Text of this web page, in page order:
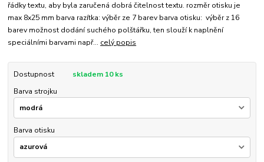
řádky textu, aby byla zaručená dobrá čitelnost textu. rozměr otisku je
max 8x25 mm barva razítka: výběr ze 7 barev barva otisku: výběr z 16
barev možnost dodání suchého polštářku, ten slouží k naplnění
speciálními barvami např... celý popis
Dostupnost
skladem 10 ks
Barva strojku
Barva otisku